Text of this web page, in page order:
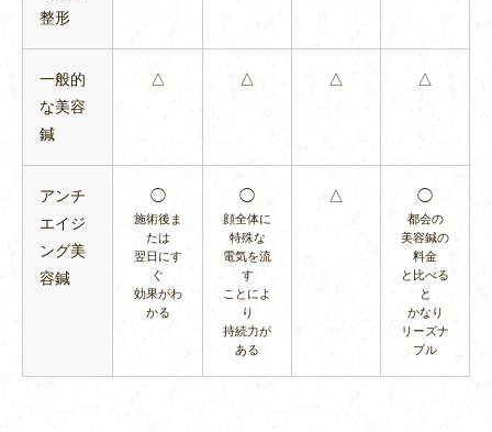
整形
一般的
な美容
鍼
△ △ △ △
アンチ
エイジ
ング美
容鍼
◯
施術後ま
たは
翌日にす
ぐ
効果がわ
かる
◯
顔全体に
特殊な
電気を流
す
ことによ
り
持続力が
ある
△ ◯
都会の
美容鍼の
料金
と比べる
と
かなり
リーズナ
ブル